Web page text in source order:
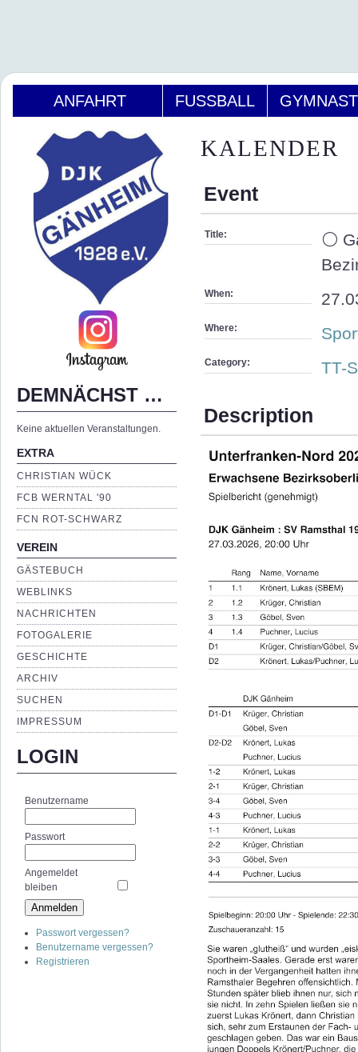
ANFAHRT FUSSBALL
DEMNÄCHST …
Keine aktuellen Veranstaltungen.
EXTRA
CHRISTIAN WÜCK
FCB WERNTAL '90
FCN ROT-SCHWARZ
VEREIN
GÄSTEBUCH
WEBLINKS
NACHRICHTEN
FOTOGALERIE
GESCHICHTE
ARCHIV
SUCHEN
IMPRESSUM
LOGIN
Benutzername
Passwort
Angemeldet
bleiben
Passwort vergessen?
Benutzername vergessen?
Registrieren
KALENDER
Event
Title:
⚪
When:
Where:
Category: TT-
Description